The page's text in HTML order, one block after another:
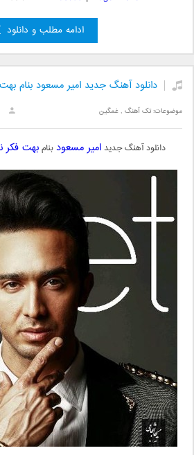
ادامه مطلب و دانلود
دانلود آهنگ جدید امیر مسعود بنام
موضوعات:تک آهنگ ,غمگین
دانلود آهنگ جدیدامیر مسعود بنامبهت فکر